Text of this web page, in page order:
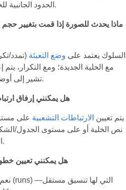
الحدود الجانبية للخلية كما هو موضح في المقالة.
ماذا يحدث للصورة إذا قمت بتغيير
السلوك يعتمد على وضع التعبئة (تمدد/
مع الخلية الجديدة؛ ومع التكرار،
تشير إلى أوضاع عرض الصورة داخل الخلية.
هل يمكنني إرفاق
يتم تعيين الارتباطات التشعبية على
نص الخلية أو على مستوى الجدول/
الجزء أو جميع النص في الخلية.
هل يمكنني تعيين
(runs) التي لها تنسيق مستقل—